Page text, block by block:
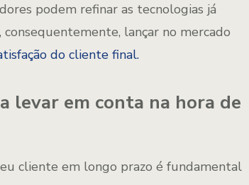
podem refinar as tecnologias já
lançar no mercado
do cliente final.
levar em conta na hora de
cliente em longo prazo é fundamental